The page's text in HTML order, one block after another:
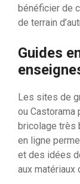
bénéficier de
de terrain
Guides
Les sites de
ou
bricolage très
en ligne
et des idées
aux matériaux